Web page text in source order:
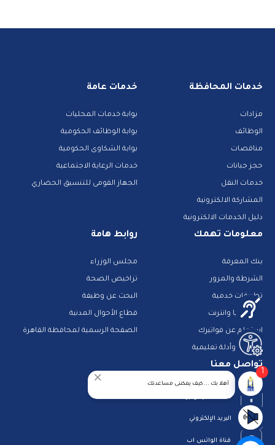
خدمات المحافظة
مزادات
الوظائف
مناقصات
حجز جبانات
خدمات النقل
المشاركة الالكترونية
دليل الخدمات الالكترونية
خدمات عامة
بوابة خدمات المحليات
بوابة الوظائف الحكومية
بوابة الشكاوى الحكومية
خدمات الرعاية الاجتماعية
الجهاز القومى للتنسيق الحضاري
معلومات تهمك
بنك المعرفة
الشرطة والمرور
تطبيقات خدمية
تكنولوجيا وانترنت
استعلم عن فواتيرك
منصات وأدلة تعليمية
روابط هامة
مجلس الوزراء
تراخيص الصحة
البحث عن وظيفة
قطاع الأحوال المدنية
الصفحة الرسمية لمحافظة القاهرة
تواصل معنا
صفحة الفيس بوك
البريد الإلكتروني
قناة الواتس اب
أهلا بك ... كيف يمكننى مساعدتك
1